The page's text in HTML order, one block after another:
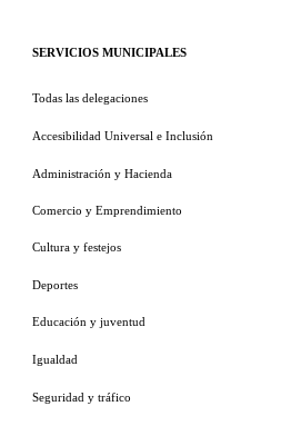
SERVICIOS MUNICIPALES
Todas las delegaciones
Accesibilidad Universal e Inclusión
Administración y Hacienda
Comercio y Emprendimiento
Cultura y festejos
Deportes
Educación y juventud
Igualdad
Seguridad y tráfico